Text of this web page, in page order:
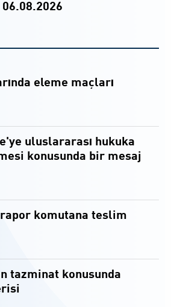
06.08.2026
eleme maçları
uluslararası hukuka
konusunda bir mesaj
komutana teslim
tazminat konusunda